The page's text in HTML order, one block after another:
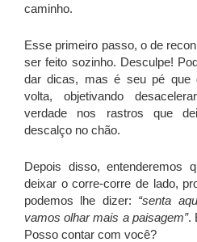
caminho.
Esse primeiro passo, o de
ser feito sozinho. Desculpe!
dar dicas, mas é seu pé que
volta, objetivando
verdade nos rastros que
descalço no chão.
Depois disso, entenderemos
deixar o corre-corre de lado,
podemos lhe dizer: “senta
vamos olhar mais a paisagem”.
Posso contar com você?